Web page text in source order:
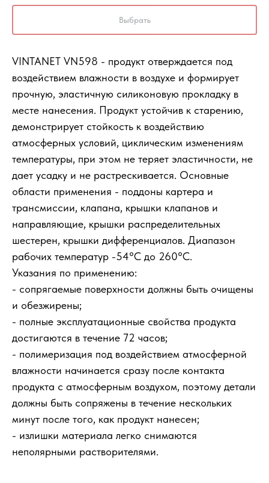
Выбрать
VINTANET VN598 - продукт отверждается под
воздействием влажности в воздухе и формирует
прочную, эластичную силиконовую прокладку в
месте нанесения. Продукт устойчив к старению,
демонстрирует стойкость к воздействию
атмосферных условий, циклическим изменениям
температуры, при этом не теряет эластичности, не
дает усадку и не растрескивается. Основные
области применения - поддоны картера и
трансмиссии, клапана, крышки клапанов и
направляющие, крышки распределительных
шестерен, крышки дифференциалов. Диапазон
рабочих температур -54°C до 260°C.
Указания по применению:
- сопрягаемые поверхности должны быть очищены
и обезжирены;
- полные эксплуатационные свойства продукта
достигаются в течение 72 часов;
- полимеризация под воздействием атмосферной
влажности начинается сразу после контакта
продукта с атмосферным воздухом, поэтому детали
должны быть сопряжены в течение нескольких
минут после того, как продукт нанесен;
- излишки материала легко снимаются
неполярными растворителями.